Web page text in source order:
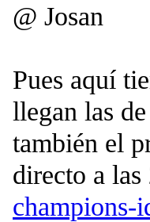
@ Josan
Pues aquí
llegan las
también el
directo a las
champions-